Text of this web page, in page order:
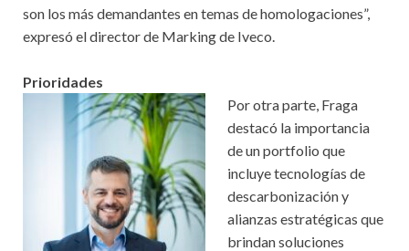
son los más demandantes en temas de homologaciones”,
expresó el director de Marking de Iveco.
Prioridades
Por otra parte, Fraga
destacó la importancia
de un portfolio que
incluye tecnologías de
descarbonización y
alianzas estratégicas que
brindan soluciones